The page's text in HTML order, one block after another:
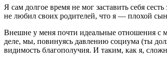
Я сам долгое время не мог заставить себя
не любил своих родителей, что я — плохой
Внешне у меня почти идеальные отношения с
деле, мы, повинуясь давлению социума (ты
видимость благополучия. И таким, как я,